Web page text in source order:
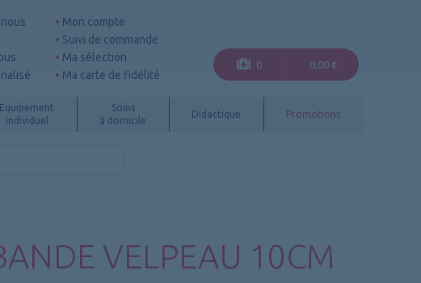
Mon compte
Suivi de commande
Ma sélection
Ma carte de fidélité
0 0,00 €
Equipement
individuel
Soins
à domicile
Didactique Promotions
VELPEAU 10CM